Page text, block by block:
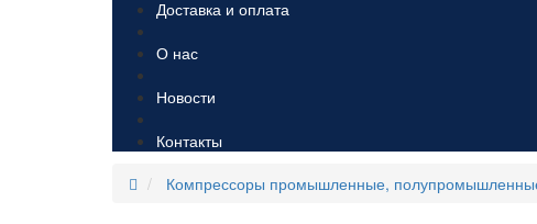
Доставка и оплата
О нас
Новости
Контакты
Компрессоры промышленные,